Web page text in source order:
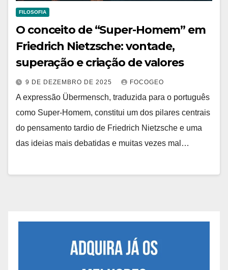
FILOSOFIA
O conceito de “Super-Homem” em
Friedrich Nietzsche: vontade,
superação e criação de valores
9 DE DEZEMBRO DE 2025 FOCOGEO
A expressão Übermensch, traduzida para o português
como Super-Homem, constitui um dos pilares centrais
do pensamento tardio de Friedrich Nietzsche e uma
das ideias mais debatidas e muitas vezes mal…